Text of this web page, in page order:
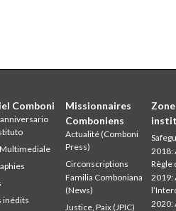
Comboni
inédits
Missionnaires
Comboniens
Actualité (Comboni
Press)
Circonscriptions
Familia Comboniana
(News)
Justice, Paix (JPIC)
Zone
2018:
Règle
2019:
2020: